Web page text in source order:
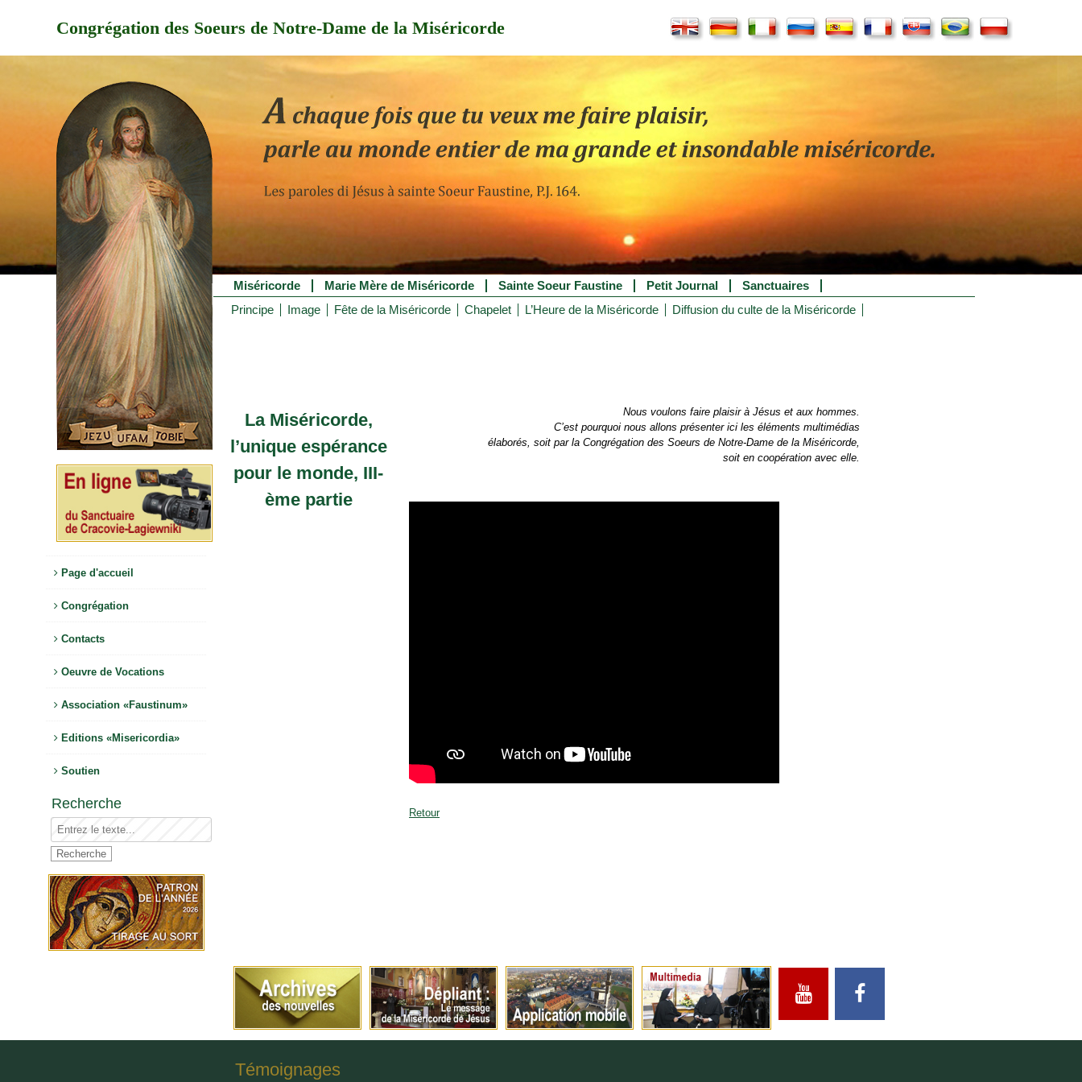
Congrégation des Soeurs de Notre-Dame de la Miséricorde
Page d'accueil
Congrégation
Contacts
Oeuvre de Vocations
Association «Faustinum»
Editions «Misericordia»
Soutien
Recherche
Miséricorde Marie Mère de Miséricorde Sainte Soeur Faustine Petit Journal
Sanctuaires
Principe
Image Fête de la Miséricorde Chapelet L’Heure de la Miséricorde Diffusion du culte de la Miséricorde
La Miséricorde,
l’unique espérance
pour le monde, III-
ème partie
Nous voulons faire plaisir à Jésus et aux hommes.
C’est pourquoi nous allons présenter ici les éléments multimédias
élaborés, soit par la Congrégation des Soeurs de Notre-Dame de la Miséricorde,
soit en coopération avec elle.
Retour
Témoignages